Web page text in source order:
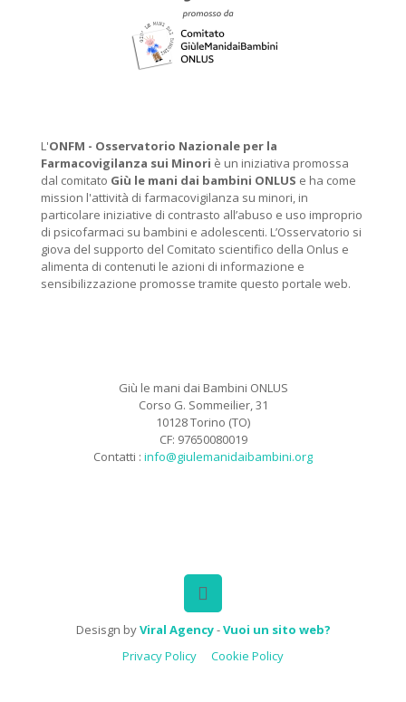
L'ONFM - Osservatorio Nazionale per la
Farmacovigilanza sui Minori è un iniziativa promossa
dal comitato Giù le mani dai bambini ONLUS e ha come
mission l'attività di farmacovigilanza su minori, in
particolare iniziative di contrasto all’abuso e uso improprio
di psicofarmaci su bambini e adolescenti. L’Osservatorio si
giova del supporto del Comitato scientifico della Onlus e
alimenta di contenuti le azioni di informazione e
sensibilizzazione promosse tramite questo portale web.
Giù le mani dai Bambini ONLUS
Corso G. Sommeilier, 31
10128 Torino (TO)
CF: 97650080019
Contatti : info@giulemanidaibambini.org
Desisgn byViral Agency-Vuoi un sito web?
Privacy Policy
Cookie Policy